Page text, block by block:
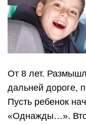
От 8 лет.
дальней дороге,
Пусть ребенок
«Однажды…».